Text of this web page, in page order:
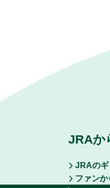
JRAか
JRAのギ
ファン